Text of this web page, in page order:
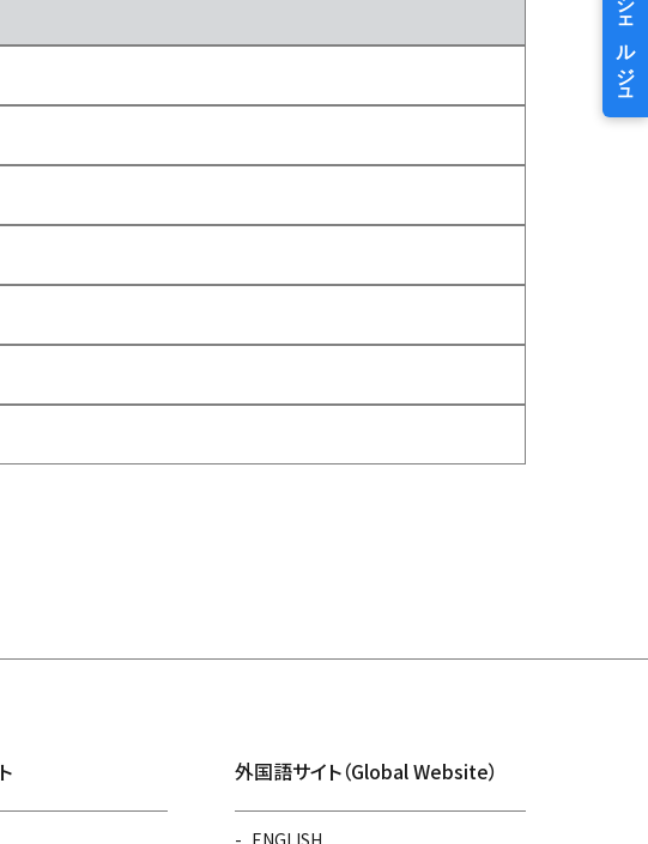
外国語サイト（Global Website）
ENGLISH